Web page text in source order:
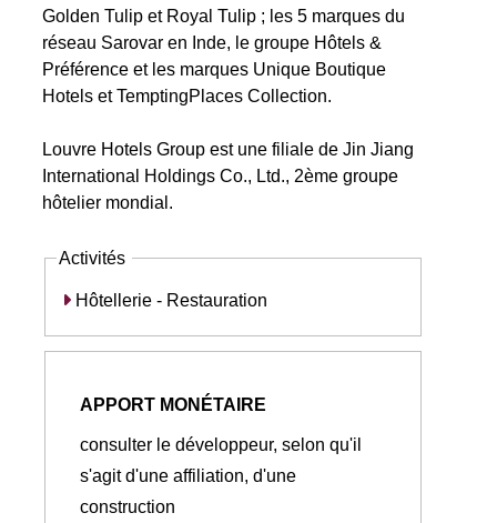
Golden Tulip et Royal Tulip ; les 5 marques du
réseau Sarovar en Inde, le groupe Hôtels &
Préférence et les marques Unique Boutique
Hotels et TemptingPlaces Collection.
Louvre Hotels Group est une filiale de Jin Jiang
International Holdings Co., Ltd., 2ème groupe
hôtelier mondial.
Activités
Hôtellerie - Restauration
APPORT MONÉTAIRE
consulter le développeur, selon qu'il
s'agit d'une affiliation, d'une
construction